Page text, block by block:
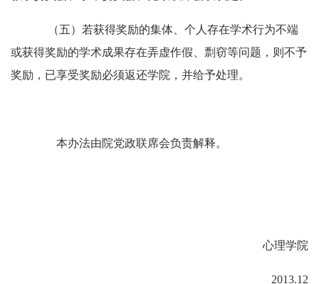
（五）若获得奖励的集体、个人存在学术行为不端
或获得奖励的学术成果存在弄虚作假、剽窃等问题，则不予
奖励，已享受奖励必须返还学院，并给予处理。
本办法由院党政联席会负责解释。
心理学院
2013.12